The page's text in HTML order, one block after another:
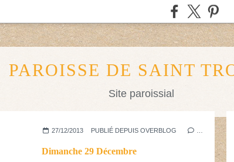
PAROISSE DE SAINT
Site paroissial
27/12/2013 PUBLIÉ DEPUIS OVERBLOG
Dimanche 29 Décembre